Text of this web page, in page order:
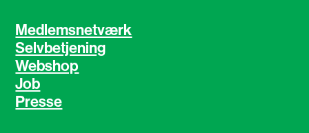
Medlemsnetværk
Selvbetjening
Webshop
Job
Presse